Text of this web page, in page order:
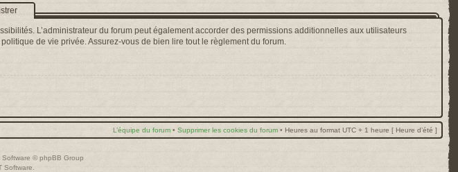
L’administrateur du forum peut également accorder des permissions additionnelles aux utilisateurs
de vie privée. Assurez-vous de bien lire tout le règlement du forum.
L’équipe du forum • Supprimer les cookies du forum • Heures au format UTC + 1 heure [ Heure d’été ]
Software © phpBB Group
Software